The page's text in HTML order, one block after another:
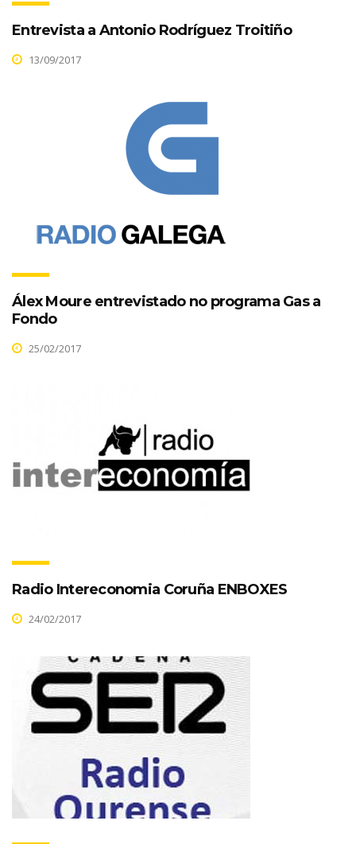
Entrevista a Antonio Rodríguez Troitiño
13/09/2017
Álex Moure entrevistado no programa Gas a
Fondo
25/02/2017
Radio Intereconomia Coruña ENBOXES
24/02/2017